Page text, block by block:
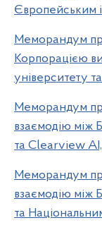
Європейським
Меморандум
Корпорацією
університету
Меморандум
взаємодію між
та Clearview AI,
Меморандум
взаємодію між
та